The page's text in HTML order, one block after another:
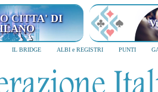
IL BRIDGE ALBI e REGISTRI PUNTI